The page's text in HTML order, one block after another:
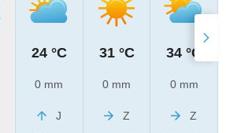
24 °C
0 mm
J
31 °C
0 mm
Z
34 °C
0 mm
Z